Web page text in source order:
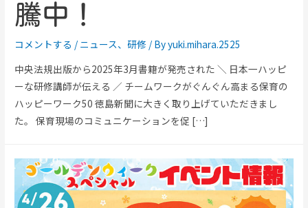
騰中！
コメントする / ニュース、研修 / Byyuki.mihara.2525
中央法規出版から2025年3月書籍が発売された ＼ 日本一ハッピ
ーな研修講師が伝える ／ チームワークがぐんぐん高まる保育の
ハッピーワーク50 徳島新聞に大きく取り上げていただきまし
た。 保育現場のコミュニケーションを促 […]